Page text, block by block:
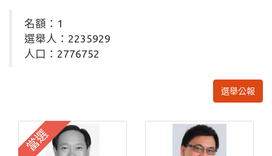
名額：1
選舉人：2235929
人口：2776752
選舉公報
當選